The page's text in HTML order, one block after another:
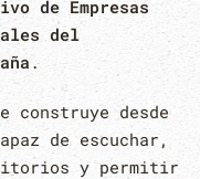
de Empresas
del
.
construye desde
de escuchar,
y permitir